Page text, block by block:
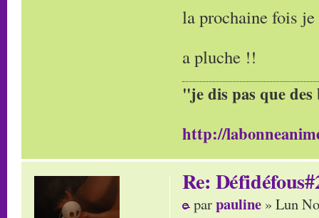
la prochaine fois
a pluche !!
"je dis pas que
http://
Re:
parpauline » Lun